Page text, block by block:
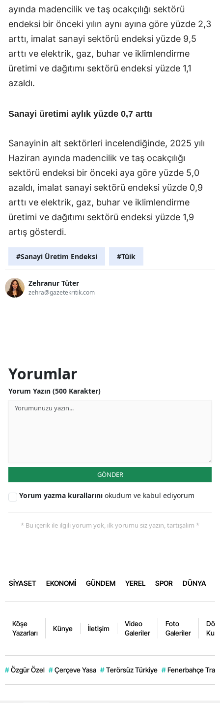
ayında madencilik ve taş ocakçılığı sektörü
endeksi bir önceki yılın aynı ayına göre yüzde 2,3
arttı, imalat sanayi sektörü endeksi yüzde 9,5
arttı ve elektrik, gaz, buhar ve iklimlendirme
üretimi ve dağıtımı sektörü endeksi yüzde 1,1
azaldı.
Sanayi üretimi aylık yüzde 0,7 arttı
Sanayinin alt sektörleri incelendiğinde, 2025 yılı
Haziran ayında madencilik ve taş ocakçılığı
sektörü endeksi bir önceki aya göre yüzde 5,0
azaldı, imalat sanayi sektörü endeksi yüzde 0,9
arttı ve elektrik, gaz, buhar ve iklimlendirme
üretimi ve dağıtımı sektörü endeksi yüzde 1,9
artış gösterdi.
#Sanayi Üretim Endeksi #Tüik
Zehranur Tüter
zehra@gazetekritik.com
Yorumlar
Yorum Yazın (500 Karakter)
GÖNDER
Yorum yazma kurallarını okudum ve kabul ediyorum
* Bu içerik ile ilgili yorum yok, ilk yorumu siz yazın, tartışalım *
SİYASET EKONOMİ GÜNDEM YEREL SPOR DÜNYA
Köşe
Yazarları
Künye İletişim
Video
Galeriler
Foto
Galeriler
# Özgür Özel # Çerçeve Yasa # Terörsüz Türkiye # Fenerbahçe